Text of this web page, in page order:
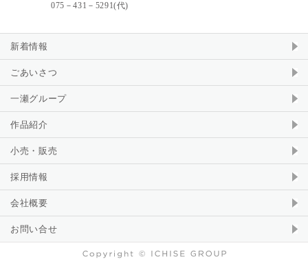
075－431－5291(代)
新着情報
ごあいさつ
一瀬グループ
作品紹介
小売・販売
採用情報
会社概要
お問い合せ